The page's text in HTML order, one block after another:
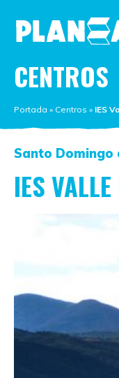
CENTROS
Portada » Centros » IES
Santo Domingo
IES